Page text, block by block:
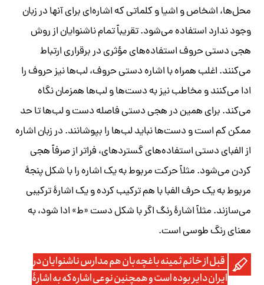
محل‌ها، اشخاص و اشیا و کلماتی که اشاره‌ای برای آنها در زبان
وجود ندارد استفاده می‌شود. تقریباً تمام ناشنوایان از روش
هجی دستی حروف استفاده‌های مؤثری در برقراری ارتباط
می‌کنند. اغلب همراه با اشاره دستی حروف، لب‌ها نیز حروف را
ادا می‌کنند و مخاطب نیز به دست‌ها و لب‌ها همزمان نگاه
می‌کند. برای همین در هجی دستی فاصله دست و لب‌ها تا حد
ممکن کم است و دست‌ها نباید لب‌ها را بپوشانند. در زبان اشاره
از الفبای دستی استفاده‏‌های گسترده‎ای، فراتر از صرفاً هجی
کردن می‌‏شود. مثلاًحرکت مربوط به یک اشاره را با شکل پنجۀ
مربوط به یک حرف الفبا با هم ترکیب کرده و یک اشارۀ ترکیبی
می‌‏سازند. مثلاً اشارۀرنگاگر با شکل دست «ط» ادا شود، به
معنایرنگ طوسیاست.
قبل از خانم ثمینه باغچه‌بان هم مدارس ناشنوایان در
ایران دایر بوده است و همچنین نوعی اشاره که به اشارۀ